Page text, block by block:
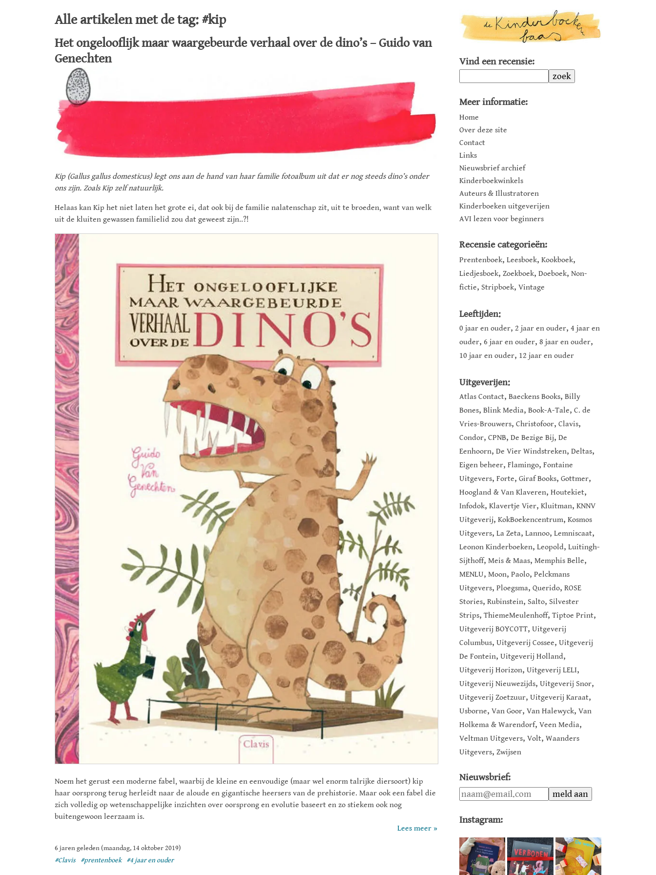
Alle artikelen met de tag: #kip
Het ongelooflijk maar waargebeurde verhaal over de dino’s – Guido van
Genechten
Kip (Gallus gallus domesticus) legt ons aan de hand van haar familie fotoalbum uit dat er nog steeds dino’s onder
ons zijn. Zoals Kip zelf natuurlijk.
Helaas kan Kip het niet laten het grote ei, dat ook bij de familie nalatenschap zit, uit te broeden, want van welk
uit de kluiten gewassen familielid zou dat geweest zijn..?!
Noem het gerust een moderne fabel, waarbij de kleine en eenvoudige (maar wel enorm talrijke diersoort) kip
haar oorsprong terug herleidt naar de aloude en gigantische heersers van de prehistorie. Maar ook een fabel die
zich volledig op wetenschappelijke inzichten over oorsprong en evolutie baseert en zo stiekem ook nog
buitengewoon leerzaam is.
Lees meer »
6 jaren geleden (maandag, 14 oktober 2019)
#Clavis
#prentenboek #4 jaar en ouder
Vind een recensie:
zoek
Meer informatie:
Home
Over deze site
Contact
Links
Nieuwsbrief archief
Kinderboekwinkels
Auteurs & Illustratoren
Kinderboeken uitgeverijen
AVI lezen voor beginners
Recensie categorieën:
Prentenboek, Leesboek, Kookboek,
Liedjesboek, Zoekboek, Doeboek, Non-
fictie, Stripboek, Vintage
Leeftijden:
0 jaar en ouder, 2 jaar en ouder, 4 jaar en
ouder, 6 jaar en ouder, 8 jaar en ouder,
10 jaar en ouder, 12 jaar en ouder
Uitgeverijen:
Atlas Contact, Baeckens Books, Billy
Bones, Blink Media, Book-A-Tale, C. de
Vries-Brouwers, Christofoor, Clavis,
Condor, CPNB, De Bezige Bij, De
Eenhoorn, De Vier Windstreken, Deltas,
Eigen beheer, Flamingo, Fontaine
Uitgevers, Forte, Giraf Books, Gottmer,
Hoogland & Van Klaveren, Houtekiet,
Infodok, Klavertje Vier, Kluitman, KNNV
Uitgeverij, KokBoekencentrum, Kosmos
Uitgevers, La Zeta, Lannoo, Lemniscaat,
Leonon Kinderboeken, Leopold, Luitingh-
Sijthoff, Meis & Maas, Memphis Belle,
MENLU, Moon, Paolo, Pelckmans
Uitgevers, Ploegsma, Querido, ROSE
Stories, Rubinstein, Salto, Silvester
Strips, ThiemeMeulenhoff, Tiptoe Print,
Uitgeverij BOYCOTT, Uitgeverij
Columbus, Uitgeverij Cossee, Uitgeverij
De Fontein, Uitgeverij Holland,
Uitgeverij Horizon, Uitgeverij LELI,
Uitgeverij Nieuwezijds, Uitgeverij Snor,
Uitgeverij Zoetzuur, Uitgeverij Karaat,
Usborne, Van Goor, Van Halewyck, Van
Holkema & Warendorf, Veen Media,
Veltman Uitgevers, Volt, Waanders
Uitgevers, Zwijsen
Nieuwsbrief:
Instagram: